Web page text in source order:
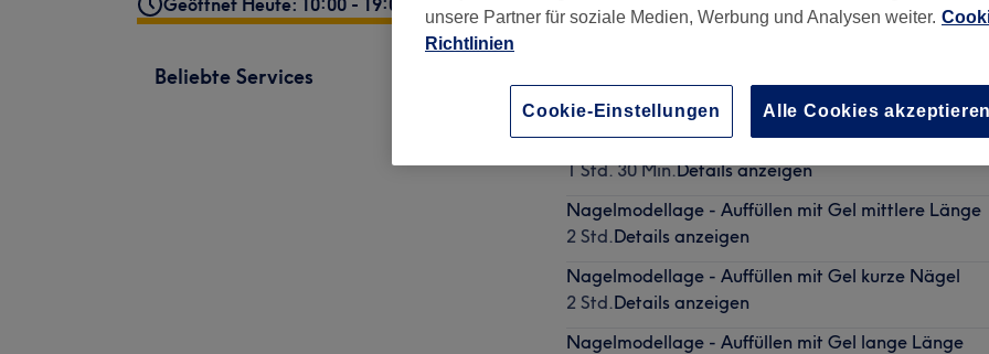
Beliebte Services
1 Std. 30 Min.Details anzeigen
Maniküre mit Gellack
1 Std. 30 Min.Details anzeigen
Nagelmodellage - Auffüllen mit Gel mittlere Länge
2 Std.Details anzeigen
Nagelmodellage - Auffüllen mit Gel kurze Nägel
2 Std.Details anzeigen
Nagelmodellage - Auffüllen mit Gel lange Länge
unsere Partner für soziale Medien, Werbung und Analysen weiter.
Richtlinien
Cookie-Einstellungen Alle Cookies